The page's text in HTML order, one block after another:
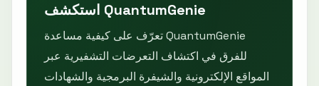
استكشف QuantumGenie
تعرّف على كيفية مساعدة QuantumGenie
للفرق في اكتشاف التعرضات التشفيرية عبر
المواقع الإلكترونية والشيفرة البرمجية والشهادات